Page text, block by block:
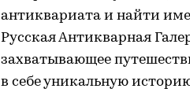
антиквариата и найти
Русская Антикварная
захватывающее
в себе уникальную